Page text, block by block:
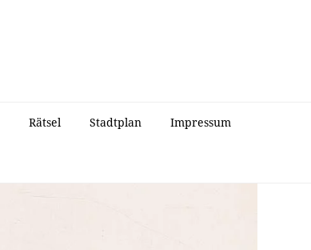
Rätsel Stadtplan Impressum